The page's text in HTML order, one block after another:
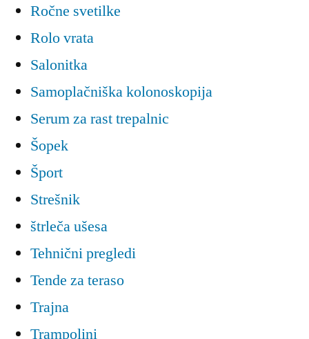
Ročne svetilke
Rolo vrata
Salonitka
Samoplačniška kolonoskopija
Serum za rast trepalnic
Šopek
Šport
Strešnik
štrleča ušesa
Tehnični pregledi
Tende za teraso
Trajna
Trampolini